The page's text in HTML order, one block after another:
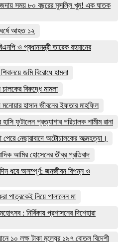
সময় ৮০ বছরের মুসল্লি খুম! এক ঘাতক
আহত ১২
ও প্রধানমন্ত্রী তারেক রহমানের
জমি বিরোধে হামলা
বিরুদ্ধে মামলা
মনোয়ার হাসান জীবনের ইফতার মাহফিল
ফুটালেন প্রত্যাশার পরিচালক শামীম রানা
নেছারাবাদে অটোচালকের আত্মহত্যা।
আমির হোসেনের তীব্র প্রতিবাদ
ধরে অসম্পূর্ণ: জনজীবন বিপন্ন ও
পাত্রকেই নিয়ে পালালেন মা
: নির্বিকায় প্রশাসনের দিশেহারা
১০ লক্ষ টাকা মূল্যের ১৯৭ বোতল বিদেশী